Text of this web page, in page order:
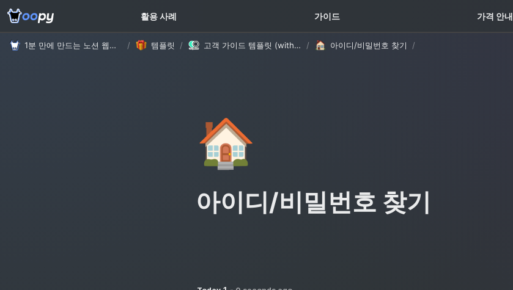
활용 사례 가이드 가격 안내
1분 만에 만드는 노션 웹사이트, 우피! / 템플릿 / 고객 가이드 템플릿 (with Oopy) / 아이디/비밀번호 찾기 /
고객 가이드 꿀팁 TOP5
🏠
아이디/비밀번호 찾기